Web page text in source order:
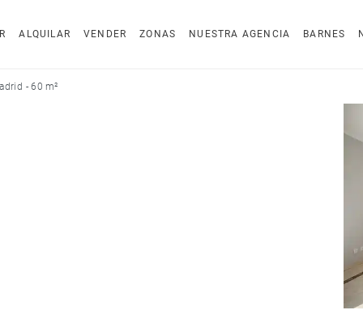
ALQUILAR VENDER ZONAS NUESTRA AGENCIA BARNES
- 60 m²